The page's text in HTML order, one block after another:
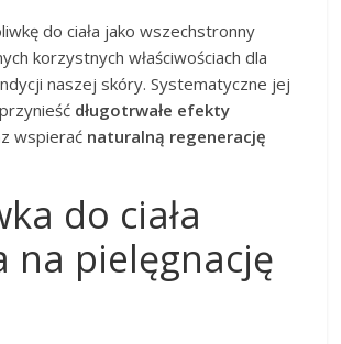
do ciała jako wszechstronny
korzystnych właściwościach dla
naszej skóry. Systematyczne jej
długotrwałe efekty
wspierać naturalną regenerację
do ciała
na pielęgnację